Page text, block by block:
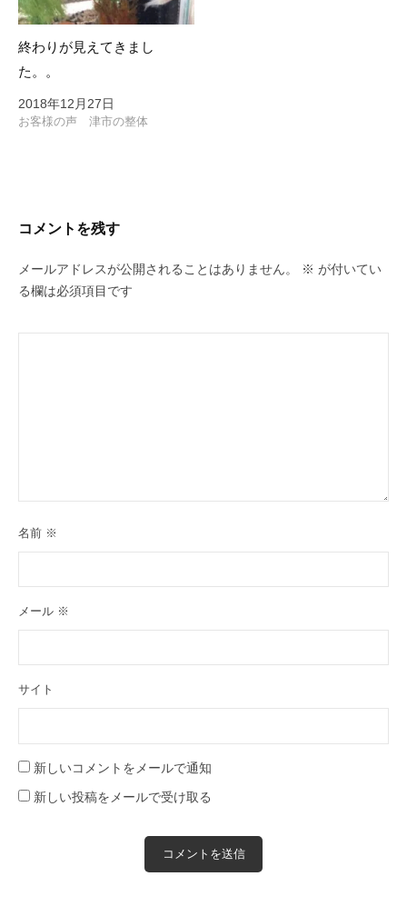
終わりが見えてきまし
た。。
2018年12月27日
お客様の声 津市の整体
コメントを残す
メールアドレスが公開されることはありません。 ※ が付いてい
る欄は必須項目です
名前 ※
メール ※
サイト
新しいコメントをメールで通知
新しい投稿をメールで受け取る